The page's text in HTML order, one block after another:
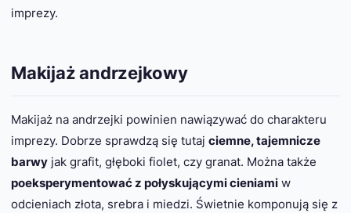
imprezy.
Makijaż andrzejkowy
Makijaż na andrzejki powinien nawiązywać do charakteru
imprezy. Dobrze sprawdzą się tutaj ciemne, tajemnicze
barwy jak grafit, głęboki fiolet, czy granat. Można także
poeksperymentować z połyskującymi cieniami w
odcieniach złota, srebra i miedzi. Świetnie komponują się z